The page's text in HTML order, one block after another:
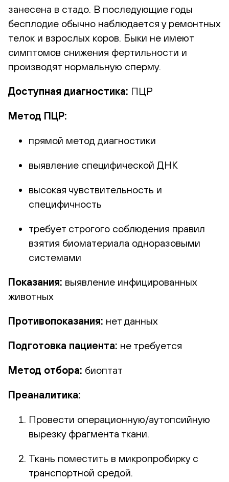
занесена в стадо. В последующие годы
бесплодие обычно наблюдается у ремонтных
телок и взрослых коров. Быки не имеют
симптомов снижения фертильности и
производят нормальную сперму.
Доступная диагностика: ПЦР
Метод ПЦР:
прямой метод диагностики
выявление специфической ДНК
высокая чувствительность и
специфичность
требует строгого соблюдения правил
взятия биоматериала одноразовыми
системами
Показания: выявление инфицированных
животных
Противопоказания: нет данных
Подготовка пациента: не требуется
Метод отбора: биоптат
Преаналитика:
Провести операционную/аутопсийную
вырезку фрагмента ткани.
Ткань поместить в микропробирку с
транспортной средой.